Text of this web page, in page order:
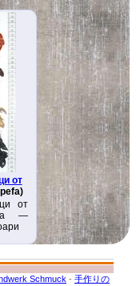
от
от
—
Schmuck - 手作りの